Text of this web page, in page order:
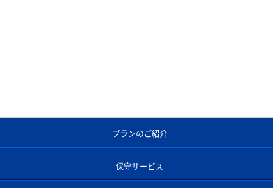
プランのご紹介
保守サービス